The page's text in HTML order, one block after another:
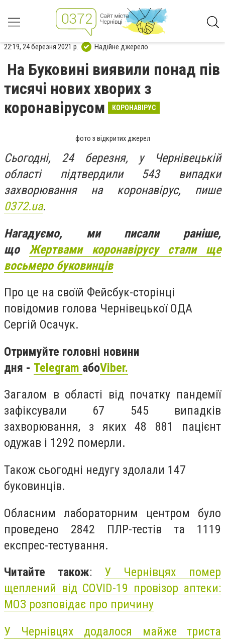
22:19, 24 березня 2021 р. Надійне джерело
На Буковині виявили понад пів
тисячі нових хворих з
коронавірусом
КОРОНАВІРУС
фото з відкритих джерел
Сьогодні, 24 березня, у Чернівецькій
області підтвердили 543 випадки
захворювання на коронавірус, пише
0372.ua.
Нагадуємо, ми писали раніше,
що Жертвами коронавірусу стали ще
восьмеро буковинців
Про це на своїй Фейсбук-сторінці
повідомив голова Чернівецької ОДА
Сергій Осачук.
Отримуйте головні новини
дня - Telegram абоViber.
Загалом в області від початку пандемії
зафіксували 67 545 випадків
захворювання, з яких 48 881 пацієнт
одужав і 1292 померли.
Також сьогодні недугу здолали 147
буковинців.
Обласним лабораторним центром було
проведено 2842 ПЛР-тестів та 1119
експрес-тестування.
Читайте також: У Чернівцях помер
щеплений від COVID-19 провізор аптеки:
МОЗ розповідає про причину
У Чернівцях додалося майже триста